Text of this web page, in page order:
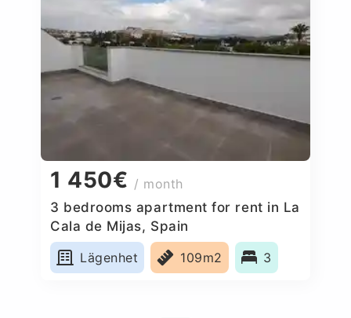
1 450€ / month
3 bedrooms apartment for rent in La
Cala de Mijas, Spain
Lägenhet
109m2 3